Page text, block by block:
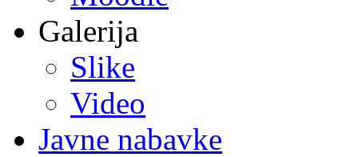
Galerija
Slike
Video
Javne nabavke